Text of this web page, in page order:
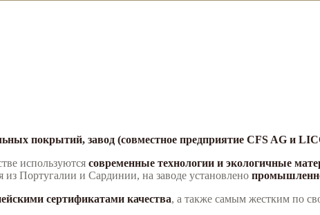
покрытий, завод (совместное предприятие CFS AG и
используются современные технологии и экологичные
Португалии и Сардинии, на заводе установлено
сертификатами качества, а также самым жестким по